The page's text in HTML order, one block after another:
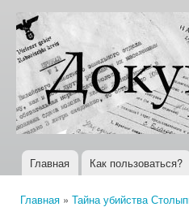
Документы
XX века
Всемирная
история в
Интернете
Главное меню
Главная Как пользоваться?
Главная » Тайна убийства